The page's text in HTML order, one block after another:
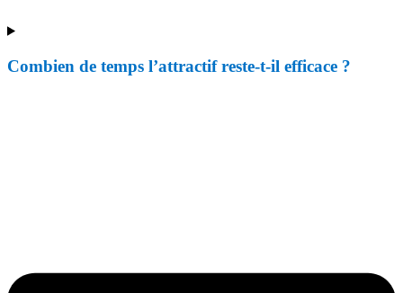
Combien de temps l’attractif reste-t-il efficace ?